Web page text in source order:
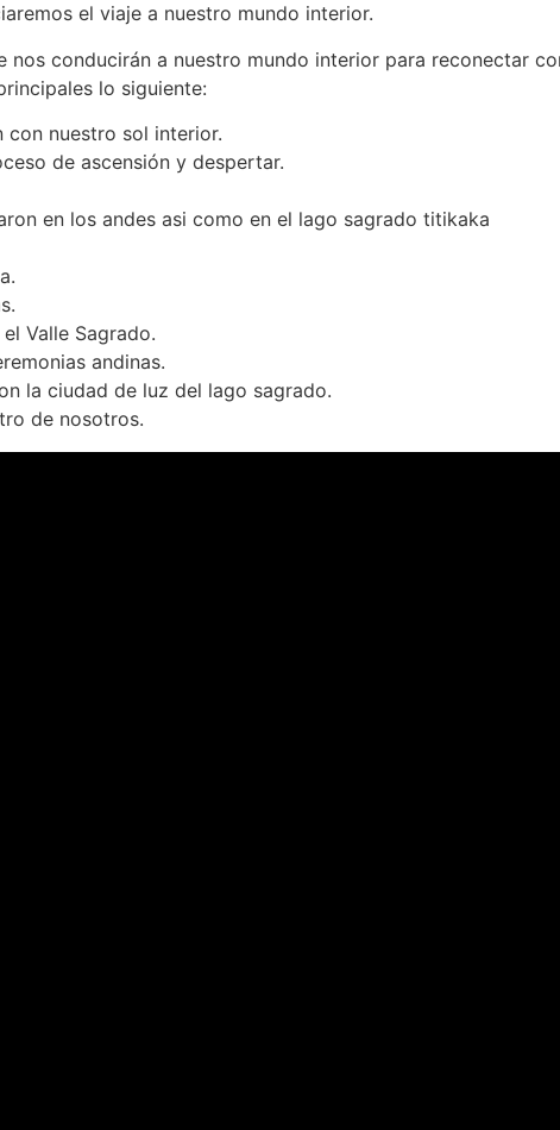
el viaje a nuestro mundo interior.
conducirán a nuestro mundo interior para reconectar
lo siguiente:
nuestro sol interior.
de ascensión y despertar.
en los andes asi como en el lago sagrado titikaka
Valle Sagrado.
andinas.
la ciudad de luz del lago sagrado.
de nosotros.